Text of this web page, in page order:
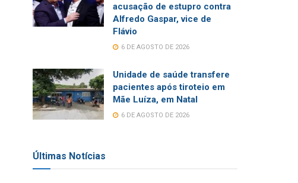
acusação de estupro contra
Alfredo Gaspar, vice de
Flávio
6 DE AGOSTO DE 2026
Unidade de saúde transfere
pacientes após tiroteio em
Mãe Luíza, em Natal
6 DE AGOSTO DE 2026
Últimas Notícias